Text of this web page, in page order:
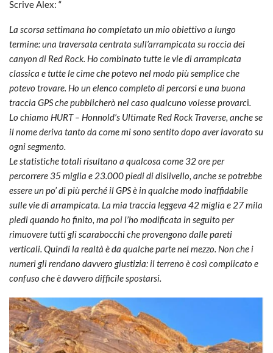
Scrive Alex: “
La scorsa settimana ho completato un mio obiettivo a lungo
termine: una traversata centrata sull’arrampicata su roccia dei
canyon di Red Rock. Ho combinato tutte le vie di arrampicata
classica e tutte le cime che potevo nel modo più semplice che
potevo trovare. Ho un elenco completo di percorsi e una buona
traccia GPS che pubblicherò nel caso qualcuno volesse provarci.
Lo chiamo HURT – Honnold’s Ultimate Red Rock Traverse, anche se
il nome deriva tanto da come mi sono sentito dopo aver lavorato su
ogni segmento.
Le statistiche totali risultano a qualcosa come 32 ore per
percorrere 35 miglia e 23.000 piedi di dislivello, anche se potrebbe
essere un po’ di più perché il GPS è in qualche modo inaffidabile
sulle vie di arrampicata. La mia traccia leggeva 42 miglia e 27 mila
piedi quando ho finito, ma poi l’ho modificata in seguito per
rimuovere tutti gli scarabocchi che provengono dalle pareti
verticali. Quindi la realtà è da qualche parte nel mezzo. Non che i
numeri gli rendano davvero giustizia: il terreno è così complicato e
confuso che è davvero difficile spostarsi.